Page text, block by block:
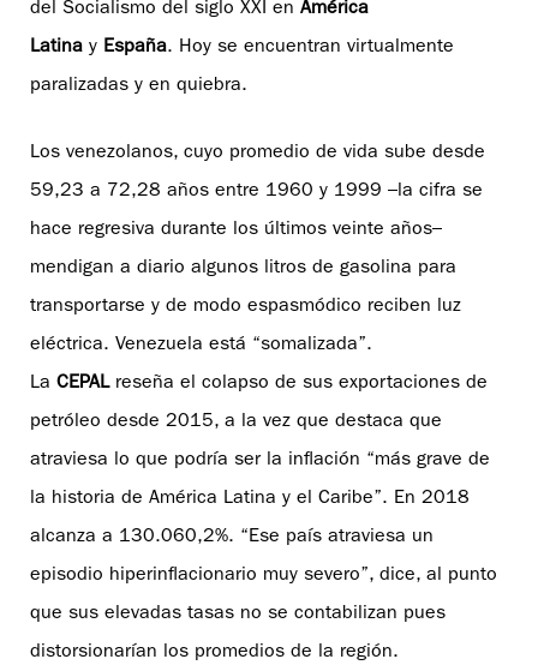
del Socialismo del siglo XXI en América
Latina y España. Hoy se encuentran virtualmente
paralizadas y en quiebra.
Los venezolanos, cuyo promedio de vida sube desde
59,23 a 72,28 años entre 1960 y 1999 –la cifra se
hace regresiva durante los últimos veinte años–
mendigan a diario algunos litros de gasolina para
transportarse y de modo espasmódico reciben luz
eléctrica. Venezuela está “somalizada”.
La CEPALreseña el colapso de sus exportaciones de
petróleo desde 2015, a la vez que destaca que
atraviesa lo que podría ser la inflación “más grave de
la historia de América Latina y el Caribe”. En 2018
alcanza a 130.060,2%. “Ese país atraviesa un
episodio hiperinflacionario muy severo”, dice, al punto
que sus elevadas tasas no se contabilizan pues
distorsionarían los promedios de la región.